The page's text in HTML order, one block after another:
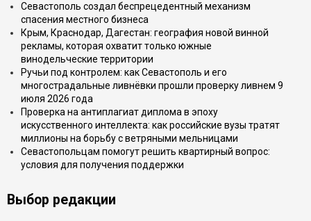
Севастополь создал беспрецедентный механизм
спасения местного бизнеса
Крым, Краснодар, Дагестан: география новой винной
рекламы, которая охватит только южные
винодельческие территории
Ручьи под контролем: как Севастополь и его
многострадальные ливнёвки прошли проверку ливнем 9
июля 2026 года
Проверка на антиплагиат диплома в эпоху
искусственного интеллекта: как российские вузы тратят
миллионы на борьбу с ветряными мельницами
Севастопольцам помогут решить квартирный вопрос:
условия для получения поддержки
Выбор редакции